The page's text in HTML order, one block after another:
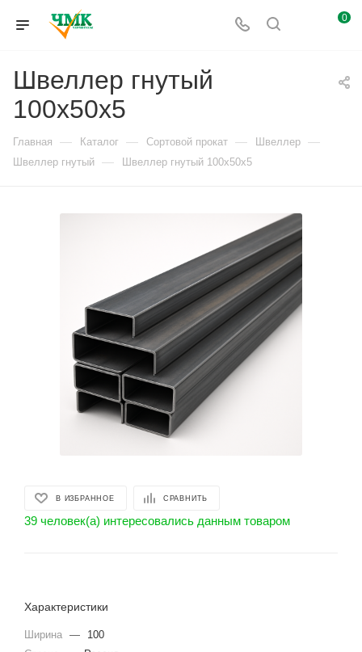
0
Швеллер гнутый
100х50х5
Главная — Каталог — Сортовой прокат — Швеллер —
Швеллер гнутый — Швеллер гнутый 100х50х5
В ИЗБРАННОЕ СРАВНИТЬ
39 человек(а) интересовались данным товаром
Характеристики
Ширина —
100